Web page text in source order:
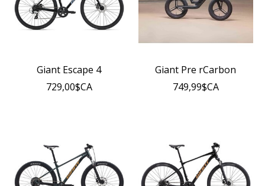
Giant Escape 4
729,00$CA
Giant Pre rCarbon
749,99$CA